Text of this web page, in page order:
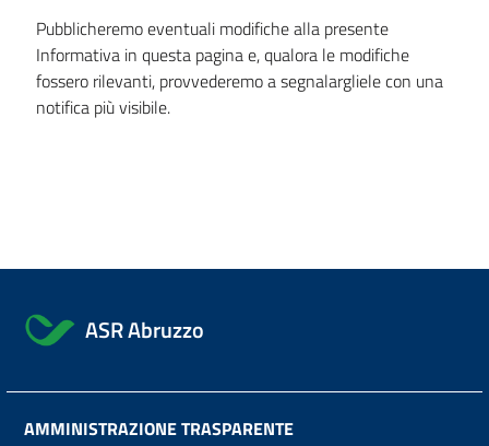
Pubblicheremo eventuali modifiche alla presente
Informativa in questa pagina e, qualora le modifiche
fossero rilevanti, provvederemo a segnalargliele con una
notifica più visibile.
ASR Abruzzo
AMMINISTRAZIONE TRASPARENTE